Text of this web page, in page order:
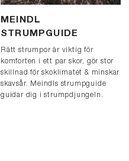
MEINDL
STRUMPGUIDE
Rätt strumpor är viktig för
komforten i ett par skor, gör stor
skillnad för skoklimatet & minskar
skavsår. Meindls strumpguide
guidar dig i strumpdjungeln.